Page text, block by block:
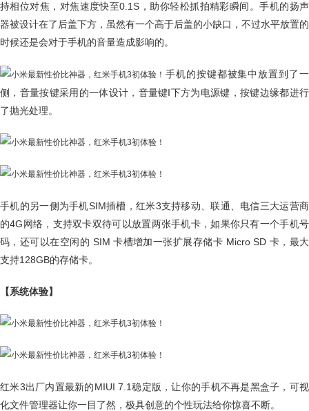
持相位对焦，对焦速度快至0.1S，助你轻松抓拍精彩瞬间。手机的扬声
器被设计在了后盖下方，虽然有一个高于后盖的小缺口，不过水平放置的
时候还是会对于手机的音量造成影响的。
手机的按键都被集中放置到了一
侧，音量按键采用的一体设计，音量键I下方为电源键，按键边缘都进行
了抛光处理。
手机的另一侧为手机SIM插槽，红米3支持移动、联通、电信三大运营商
的4G网络，支持双卡双待可以放置两张手机卡，如果你只有一个手机号
码，还可以在空闲的 SIM 卡槽增加一张扩展存储卡 Micro SD 卡，最大
支持128GB的存储卡。
【系统体验】
红米3出厂内置最新的MIUI 7.1稳定版，让你的手机不再是黑盒子，可视
化文件管理器让你一目了然，极具创意的个性玩法给你惊喜不断。